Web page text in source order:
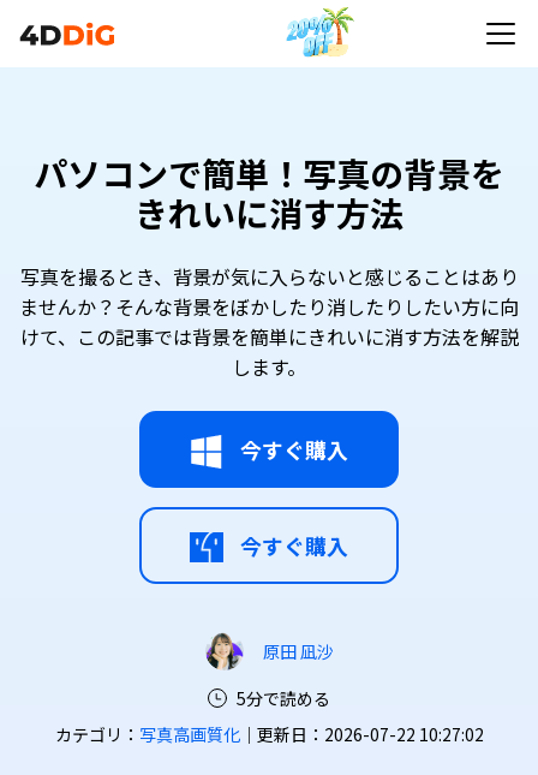
パソコンで簡単！写真の背景を
きれいに消す方法
写真を撮るとき、背景が気に入らないと感じることはあり
ませんか？そんな背景をぼかしたり消したりしたい方に向
けて、この記事では背景を簡単にきれいに消す方法を解説
します。
今すぐ購入
今すぐ購入
原田 凪沙
5分で読める
カテゴリ： 写真高画質化｜更新日：2026-07-22 10:27:02